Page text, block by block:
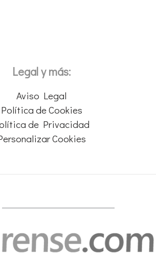
Legal y más:
Aviso Legal
Política de Cookies
de Privacidad
Cookies